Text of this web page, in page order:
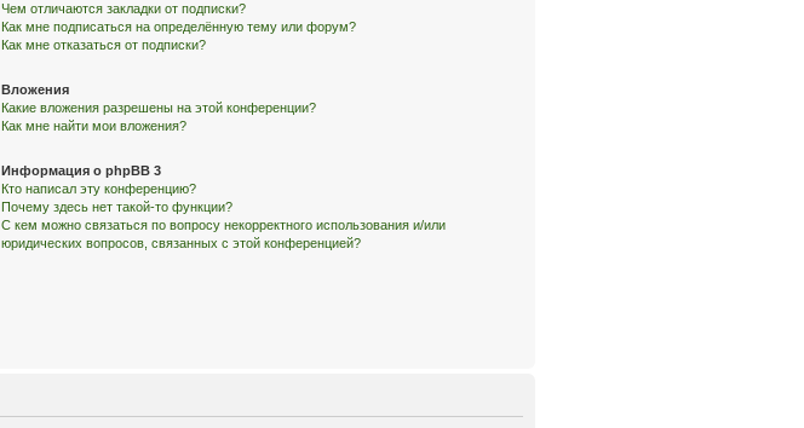
Чем отличаются закладки от подписки?
Как мне подписаться на определённую тему или форум?
Как мне отказаться от подписки?
Вложения
Какие вложения разрешены на этой конференции?
Как мне найти мои вложения?
Информация о phpBB 3
Кто написал эту конференцию?
Почему здесь нет такой-то функции?
С кем можно связаться по вопросу некорректного использования и/или
юридических вопросов, связанных с этой конференцией?